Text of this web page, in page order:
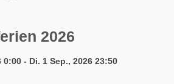
2026
0:00 - Di. 1 Sep., 2026 23:50